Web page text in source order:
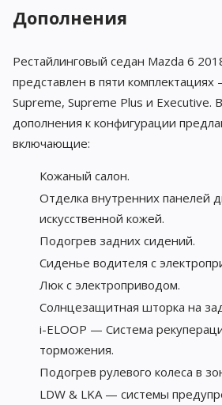
Дополнения
Рестайлинговый седан Mazda 6
представлен в пяти
Supreme, Supreme Plus и Executive.
дополнения к конфигурации
включающие:
Кожаный салон.
Отделка внутренних панелей
искусственной кожей.
Подогрев задних сидений.
Сиденье водителя с
Люк с электроприводом.
Солнцезащитная шторка на
i-ELOOP — Система
торможения.
Подогрев рулевого колеса в
LDW & LKA — системы